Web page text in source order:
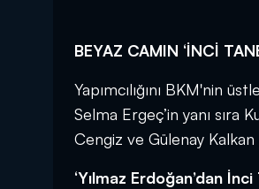
BEYAZ CAMIN ‘İNCİ
Yapımcılığını BKM'nin
Selma Ergeç’in yanı sıra
Cengiz ve Gülenay
‘Yılmaz Erdoğan’dan